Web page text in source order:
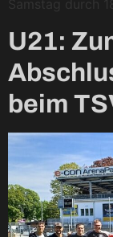
Samstag durch
U21:
beim